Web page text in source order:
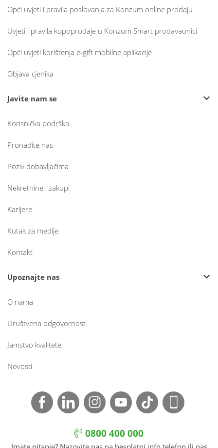
Opći uvjeti i pravila poslovanja za Konzum online prodaju
Uvjeti i pravila kupoprodaje u Konzum Smart prodavaonici
Opći uvjeti korištenja e-gift mobilne aplikacije
Objava cjenika
Javite nam se
Korisnička podrška
Pronađite nas
Poziv dobavljačima
Nekretnine i zakupi
Karijere
Kutak za medije
Kontakt
Upoznajte nas
O nama
Društvena odgovornost
Jamstvo kvalitete
Novosti
0800 400 000